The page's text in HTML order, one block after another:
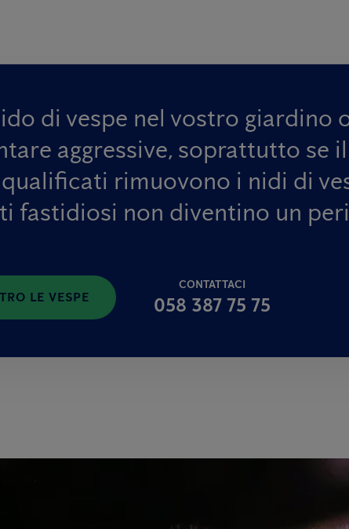
di vespe nel vostro giardino
aggressive, soprattutto se
rimuovono i nidi di
fastidiosi non diventino un
LE VESPE
CONTATTACI
058 387 75 75